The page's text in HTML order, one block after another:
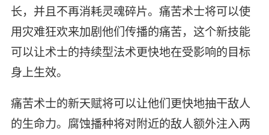
长，并且不再消耗灵魂碎片。痛苦术士将可以使
用灾难狂欢来加剧他们传播的痛苦，这个新技能
可以让术士的持续型法术更快地在受影响的目标
身上生效。
痛苦术士的新天赋将可以让他们更快地抽干敌人
的生命力。腐蚀播种将对附近的敌人额外注入两